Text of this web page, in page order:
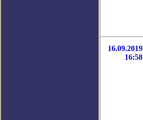
16.09.2019
16:58